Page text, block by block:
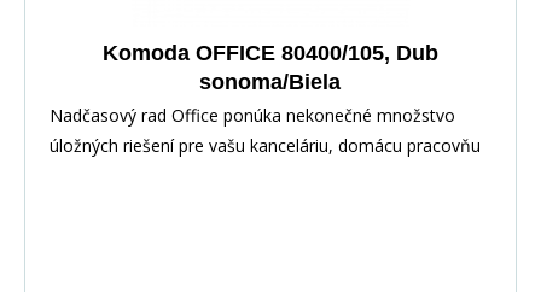
Komoda OFFICE 80400/105, Dub
sonoma/Biela
Nadčasový rad Office ponúka nekonečné množstvo
úložných riešení pre vašu kanceláriu, domácu pracovňu